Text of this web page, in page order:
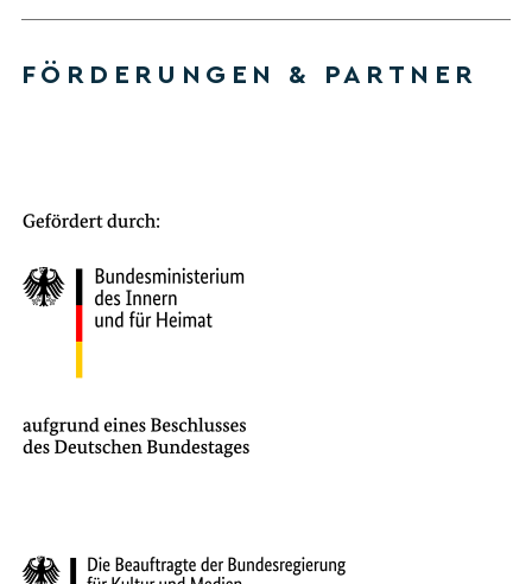
FÖRDERUNGEN & PARTNER